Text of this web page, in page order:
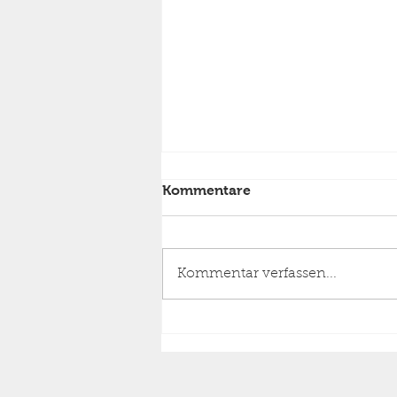
Kommentare
Kommentar verfassen...